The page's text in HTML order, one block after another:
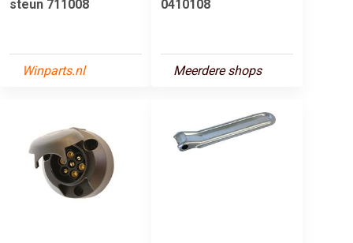
steun 711008
Winparts.nl
0410108
Meerdere shops